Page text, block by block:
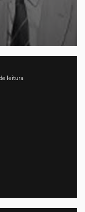
Reformas
é ter razão
leitura